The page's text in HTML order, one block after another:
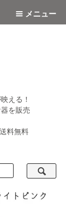
メニュー
える！
を販売
料無料